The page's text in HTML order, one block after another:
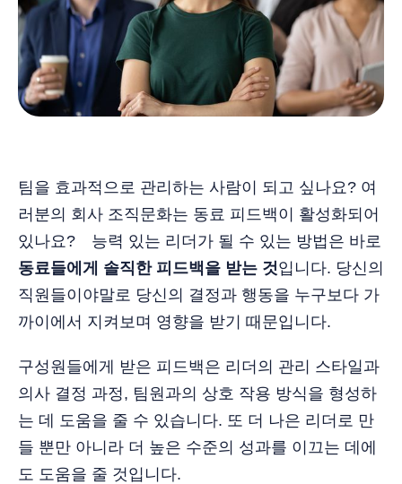
팀을 효과적으로 관리하는 사람이 되고 싶나요? 여
러분의 회사 조직문화는 동료 피드백이 활성화되어
있나요? 능력 있는 리더가 될 수 있는 방법은 바로
동료들에게 솔직한 피드백을 받는 것입니다. 당신의
직원들이야말로 당신의 결정과 행동을 누구보다 가
까이에서 지켜보며 영향을 받기 때문입니다.
구성원들에게 받은 피드백은 리더의 관리 스타일과
의사 결정 과정, 팀원과의 상호 작용 방식을 형성하
는 데 도움을 줄 수 있습니다. 또 더 나은 리더로 만
들 뿐만 아니라 더 높은 수준의 성과를 이끄는 데에
도 도움을 줄 것입니다.